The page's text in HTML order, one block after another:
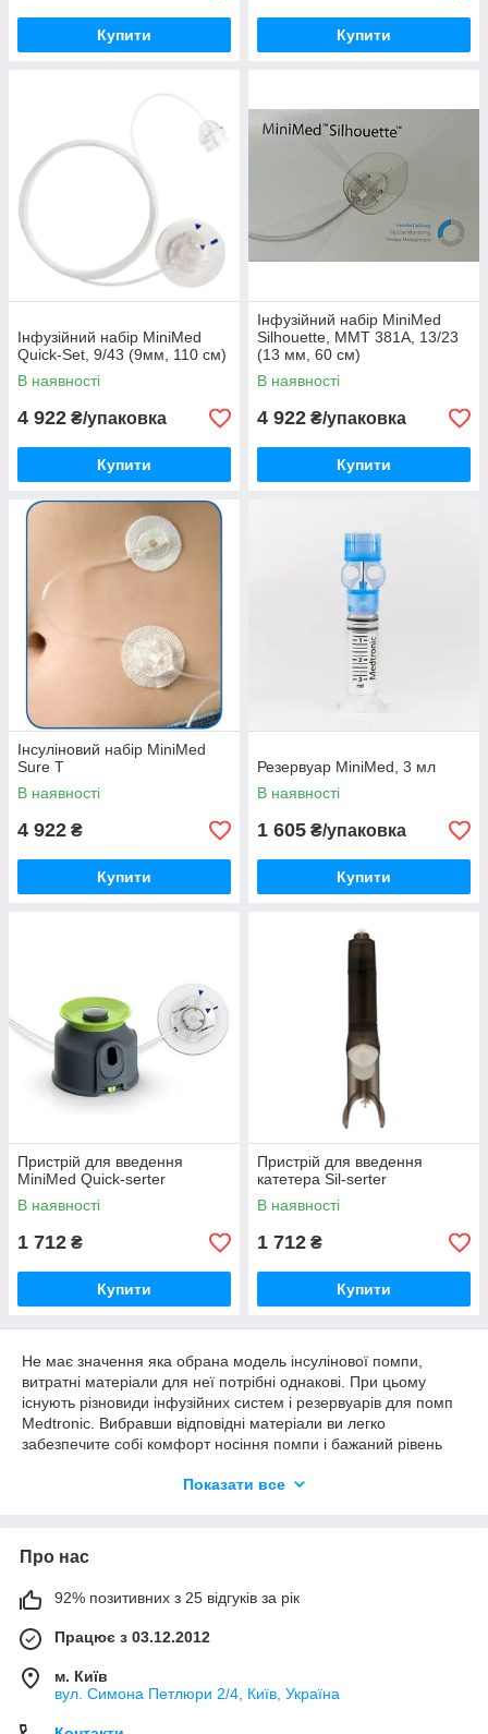
Купити Купити
Інфузійний набір MiniMed
Quick-Set, 9/43 (9мм, 110 см)
В наявності
4 922 ₴/упаковка
Купити
Інфузійний набір MiniMed
Silhouette, ММТ 381А, 13/23
(13 мм, 60 см)
В наявності
4 922 ₴/упаковка
Купити
Інсуліновий набір MiniMed
Sure T
В наявності
4 922 ₴
Купити
Резервуар MiniMed, 3 мл
В наявності
1 605 ₴/упаковка
Купити
Пристрій для введення
MiniMed Quick-serter
В наявності
1 712 ₴
Купити
Пристрій для введення
катетера Sil-serter
В наявності
1 712 ₴
Купити
Не має значення яка обрана модель інсулінової помпи,
витратні матеріали для неї потрібні однакові. При цьому
існують різновиди інфузійних систем і резервуарів для помп
Medtronic. Вибравши відповідні матеріали ви легко
забезпечите собі комфорт носіння помпи і бажаний рівень
Вибір витратних матеріалів
Нижче пропонуються наступні варіанти інфузійних наборів:
- Квік-сети
силіконова канюля;
- Силуети
- Міо– установка під прямим кутом, силіконова канюля
Показати все
Про нас
92% позитивних з 25 відгуків за рік
Працює з 03.12.2012
м. Київ
вул. Симона Петлюри 2/4, Київ, Україна